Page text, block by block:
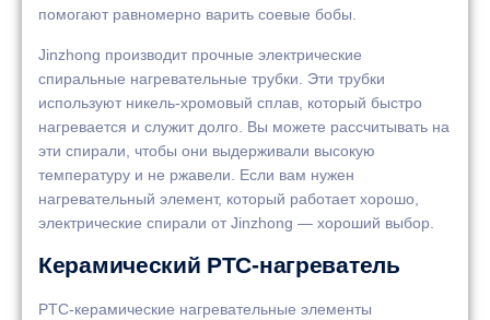
помогают равномерно варить соевые бобы.
Jinzhong производит прочные электрические
спиральные нагревательные трубки. Эти трубки
используют никель-хромовый сплав, который быстро
нагревается и служит долго. Вы можете рассчитывать на
эти спирали, чтобы они выдерживали высокую
температуру и не ржавели. Если вам нужен
нагревательный элемент, который работает хорошо,
электрические спирали от Jinzhong — хороший выбор.
Керамический PTC-нагреватель
PTC-керамические нагревательные элементы